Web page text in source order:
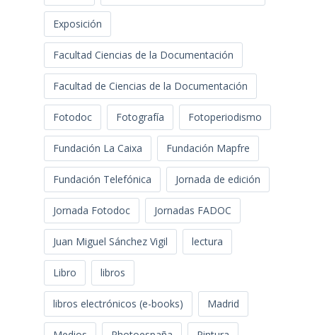
Exposición
Facultad Ciencias de la Documentación
Facultad de Ciencias de la Documentación
Fotodoc Fotografía Fotoperiodismo
Fundación La Caixa Fundación Mapfre
Fundación Telefónica Jornada de edición
Jornada Fotodoc Jornadas FADOC
Juan Miguel Sánchez Vigil lectura
Libro libros
libros electrónicos (e-books) Madrid